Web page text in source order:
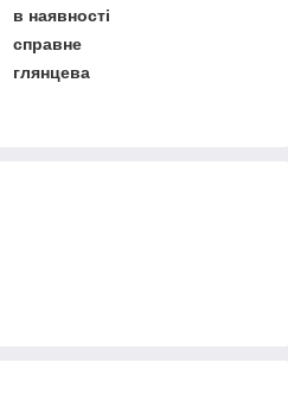
в наявності
справне
глянцева